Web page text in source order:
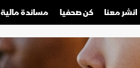
انشر معنا
كن صحفيا
صحفي محترف
صحفي مواطن
مساندة مالية